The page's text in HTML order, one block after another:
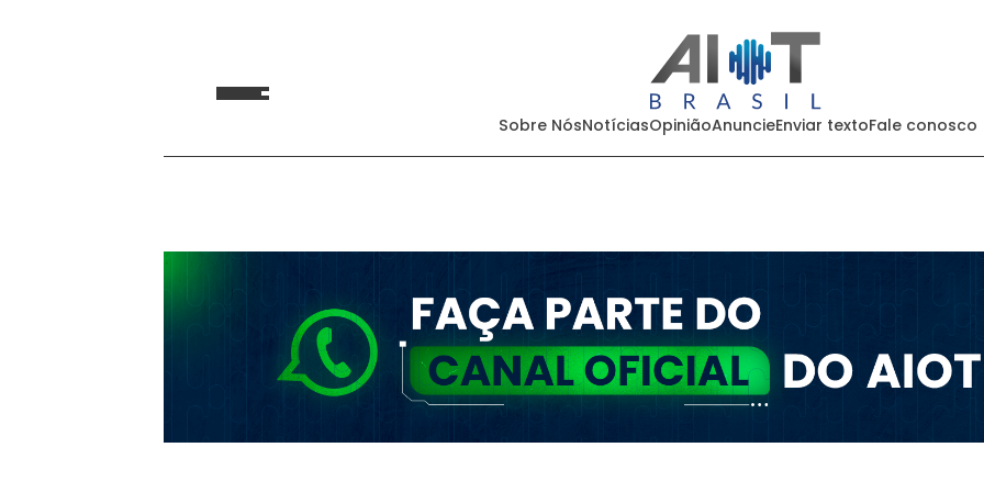
Sobre NósNotíciasOpiniãoAnuncieEnviar textoFale conosco